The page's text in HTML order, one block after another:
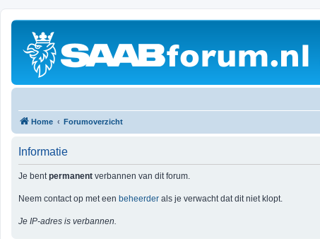
Home Forumoverzicht
Informatie
Je bentpermanent verbannen van dit forum.
Neem contact op met een beheerder als je verwacht dat dit niet klopt.
Je IP-adres is verbannen.